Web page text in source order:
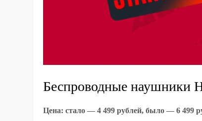
Беспроводные наушники
Цена: стало — 4 499 рублей, было — 6 499